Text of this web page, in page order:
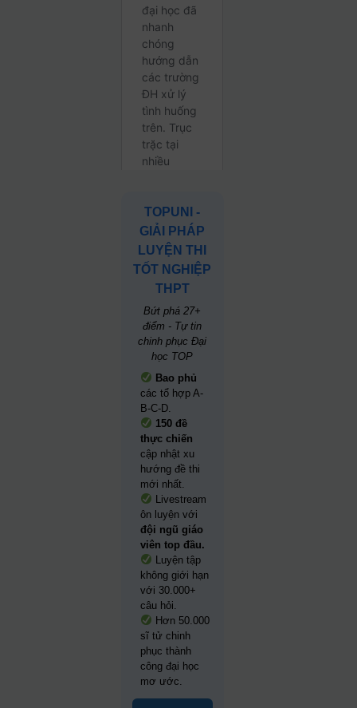
TOPUNI -
GIẢI PHÁP
LUYỆN THI
TỐT NGHIỆP
THPT
Bứt phá 27+
điểm - Tự tin
chinh phục Đại
học TOP
Bao phủ
các tổ hợp A-
B-C-D.
150 đề
thực chiến
cập nhật xu
hướng đề thi
mới nhất.
Livestream
ôn luyện với
đội ngũ giáo
viên top đầu.
Luyện tập
không giới hạn
với 30.000+
câu hỏi.
Hơn 50.000
sĩ tử chinh
phục thành
công đại học
mơ ước.